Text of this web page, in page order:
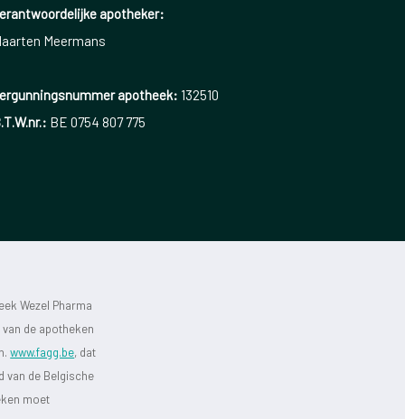
apotheker:
Meermans
apotheek: 132510
BE 0754 807 775
Wezel Pharma
van de apotheken
www.fagg.be, dat
van de Belgische
moet